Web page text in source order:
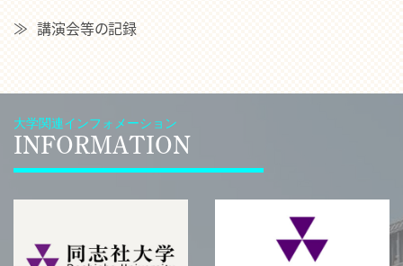
講演会等の記録
大学関連インフォメーション
INFORMATION